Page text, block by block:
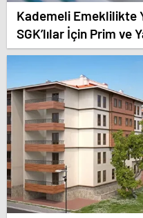
Kademeli Emeklilikte
SGK’lılar İçin Prim ve